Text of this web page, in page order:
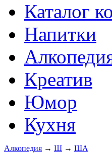
Каталог
Напитки
Креатив
Юмор
Кухня
Алкопедия → Ш → ША